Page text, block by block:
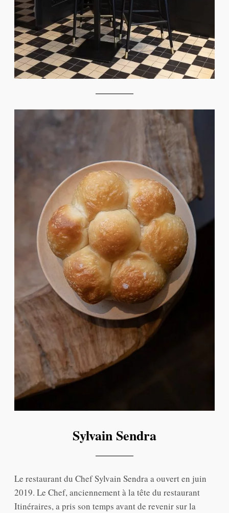
Sylvain Sendra
Le restaurant du Chef Sylvain Sendra a ouvert en juin
2019. Le Chef, anciennement à la tête du restaurant
Itinéraires, a pris son temps avant de revenir sur la